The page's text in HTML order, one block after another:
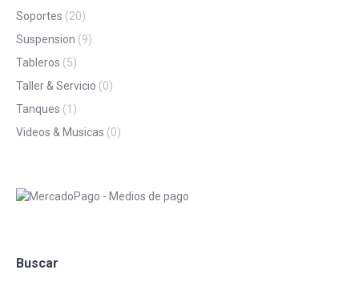
Soportes (20)
Suspension (9)
Tableros (5)
Taller & Servicio (0)
Tanques (1)
Videos & Musicas (0)
Buscar